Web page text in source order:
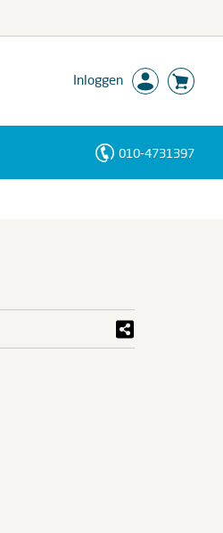
Inloggen
010-4731397